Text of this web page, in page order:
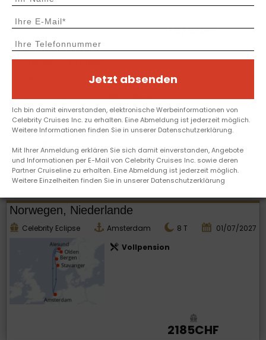
1975CHF
Portugal, Spanien
Southampton 12
Vollpension
2Weitere Abfahrten 2154CHF
Norwegen, Niederlande
Celebrity Eclipse Amsterdam 8 T
01/07/2027
Vollpension
2185CHF
Jetzt absenden
Ich bin damit einverstanden, elektronische Werbeinformationen von
Celebrity Cruises Inc. zu erhalten. Eine Abmeldung ist jederzeit möglich.
Weitere Informationen finden Sie in unserer Datenschutzerklärung.
Mit Ihrer Anmeldung erklären Sie sich damit einverstanden, Angebote
und Informationen per E-Mail von Celebrity Cruises Inc. sowie deren
Partner Cruiseline zu erhalten. Eine Abmeldung ist jederzeit möglich.
Weitere Einzelheiten finden Sie in unserer Datenschutzerklärung